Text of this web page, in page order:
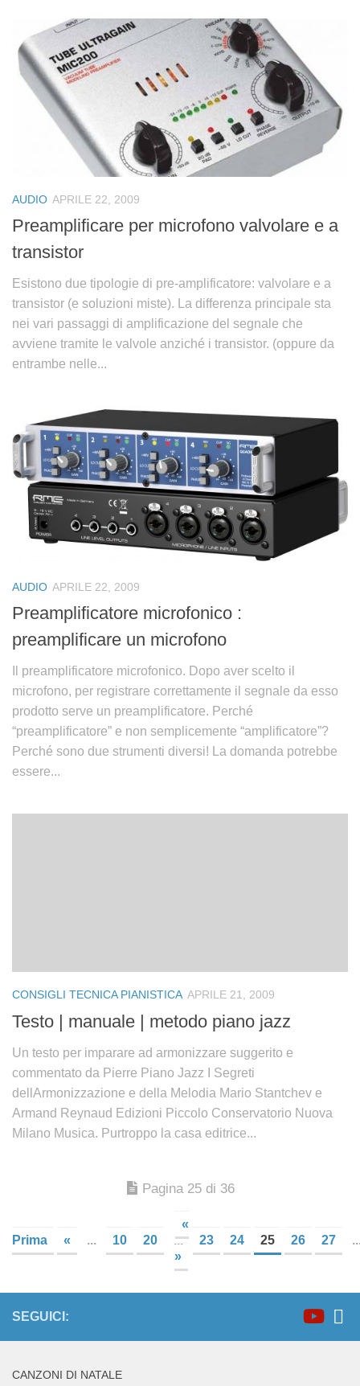
AUDIO APRILE 22, 2009
Preamplificare per microfono valvolare e a
transistor
Esistono due tipologie di pre-amplificatore: valvolare e a
transistor (e soluzioni miste). La differenza principale sta
nei vari passaggi di amplificazione del segnale che
avviene tramite le valvole anziché i transistor. (oppure da
entrambe nelle...
AUDIO APRILE 22, 2009
Preamplificatore microfonico :
preamplificare un microfono
Il preamplificatore microfonico. Dopo aver scelto il
microfono, per registrare correttamente il segnale da esso
prodotto serve un preamplificatore. Perché
“preamplificatore” e non semplicemente “amplificatore”?
Perché sono due strumenti diversi! La domanda potrebbe
essere...
CONSIGLI TECNICA PIANISTICA APRILE 21, 2009
Testo | manuale | metodo piano jazz
Un testo per imparare ad armonizzare suggerito e
commentato da Pierre Piano Jazz I Segreti
dellArmonizzazione e della Melodia Mario Stantchev e
Armand Reynaud Edizioni Piccolo Conservatorio Nuova
Milano Musica. Purtroppo la casa editrice...
Pagina 25 di 36
«
Prima
« ... 10 20 ... 23 24 25 26 27
»
SEGUICI:
CANZONI DI NATALE